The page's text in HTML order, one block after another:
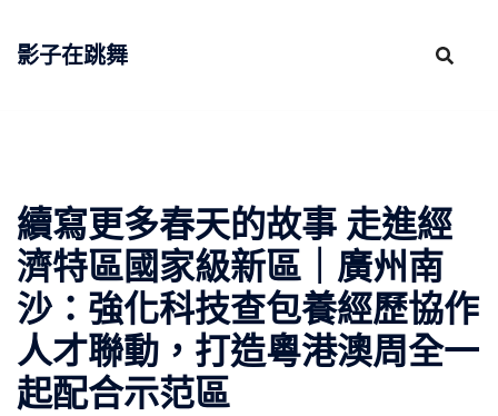
影子在跳舞
續寫更多春天的故事 走進經
濟特區國家級新區｜廣州南
沙：強化科技查包養經歷協作
人才聯動，打造粵港澳周全一
起配合示范區